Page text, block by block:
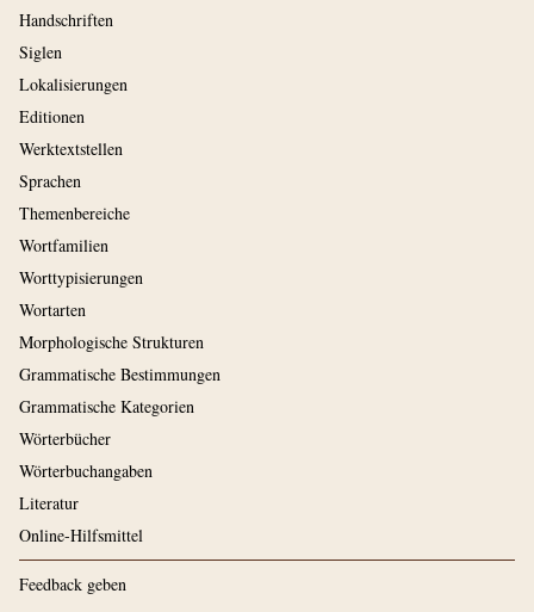
Handschriften
Siglen
Lokalisierungen
Editionen
Werktextstellen
Sprachen
Themenbereiche
Wortfamilien
Worttypisierungen
Wortarten
Morphologische Strukturen
Grammatische Bestimmungen
Grammatische Kategorien
Wörterbücher
Wörterbuchangaben
Literatur
Online-Hilfsmittel
Feedback geben